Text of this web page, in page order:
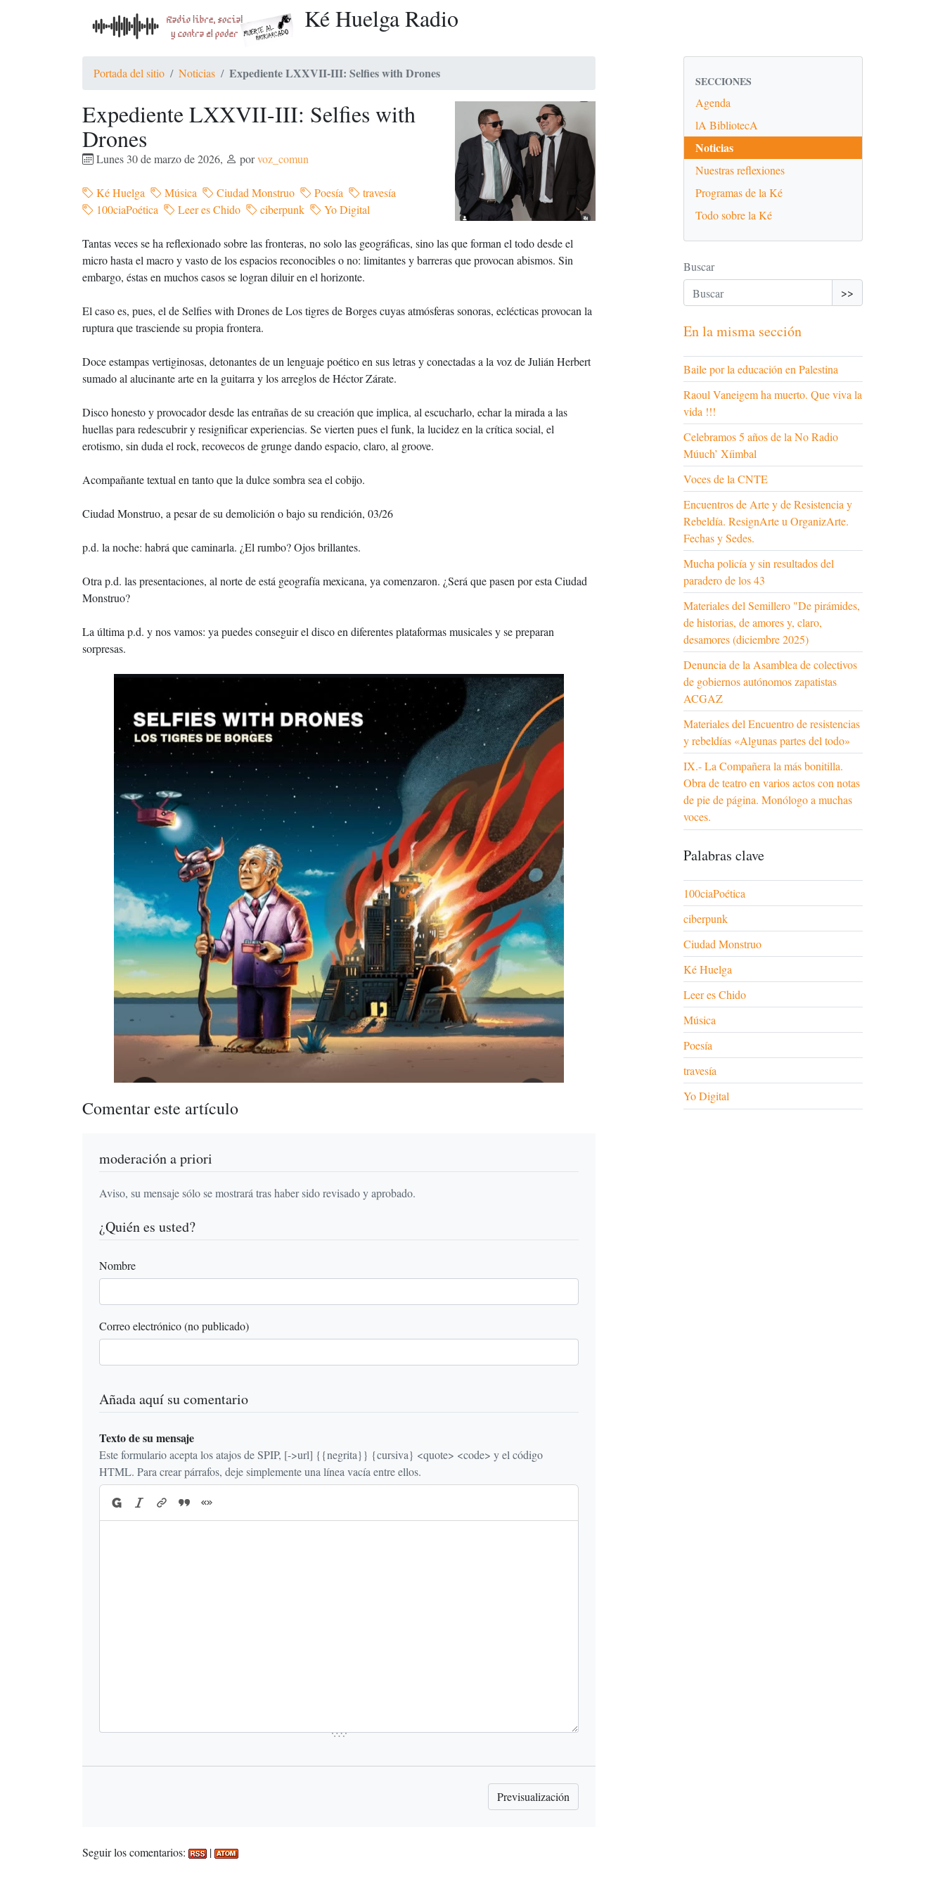
Ké Huelga Radio
Portada del sitio Noticias Expediente LXXVII-III: Selfies with Drones
Expediente LXXVII-III: Selfies with
Drones
Lunes 30 de marzo de 2026, porvoz_comun
Ké Huelga Música Ciudad Monstruo Poesía
travesía
100ciaPoética
Leer es Chido ciberpunk Yo Digital
Tantas veces se ha reflexionado sobre las fronteras, no solo las geográficas, sino las que forman el todo desde el
micro hasta el macro y vasto de los espacios reconocibles o no: limitantes y barreras que provocan abismos. Sin
embargo, éstas en muchos casos se logran diluir en el horizonte.
El caso es, pues, el de Selfies with Drones de Los tigres de Borges cuyas atmósferas sonoras, eclécticas provocan la
ruptura que trasciende su propia frontera.
Doce estampas vertiginosas, detonantes de un lenguaje poético en sus letras y conectadas a la voz de Julián Herbert
sumado al alucinante arte en la guitarra y los arreglos de Héctor Zárate.
Disco honesto y provocador desde las entrañas de su creación que implica, al escucharlo, echar la mirada a las
huellas para redescubrir y resignificar experiencias. Se vierten pues el funk, la lucidez en la crítica social, el
erotismo, sin duda el rock, recovecos de grunge dando espacio, claro, al groove.
Acompañante textual en tanto que la dulce sombra sea el cobijo.
Ciudad Monstruo, a pesar de su demolición o bajo su rendición, 03/26
p.d. la noche: habrá que caminarla. ¿El rumbo? Ojos brillantes.
Otra p.d. las presentaciones, al norte de está geografía mexicana, ya comenzaron. ¿Será que pasen por esta Ciudad
Monstruo?
La última p.d. y nos vamos: ya puedes conseguir el disco en diferentes plataformas musicales y se preparan
sorpresas.
Comentar este artículo
moderación a priori
Aviso, su mensaje sólo se mostrará tras haber sido revisado y aprobado.
¿Quién es usted?
Nombre
Correo electrónico (no publicado)
Añada aquí su comentario
Texto de su mensaje
Este formulario acepta los atajos de SPIP, [->url] {{negrita}} {cursiva} <quote> <code> y el código
HTML. Para crear párrafos, deje simplemente una línea vacía entre ellos.
Seguir los comentarios: |
SECCIONES
Agenda
lA BibliotecA
Noticias
Nuestras reflexiones
Programas de la Ké
Todo sobre la Ké
Buscar
>>
En la misma sección
Baile por la educación en Palestina
Raoul Vaneigem ha muerto. Que viva la
vida !!!
Celebramos 5 años de la No Radio
Múuch’ Xíimbal
Voces de la CNTE
Encuentros de Arte y de Resistencia y
Rebeldía. ResignArte u OrganizArte.
Fechas y Sedes.
Mucha policía y sin resultados del
paradero de los 43
Materiales del Semillero "De pirámides,
de historias, de amores y, claro,
desamores (diciembre 2025)
Denuncia de la Asamblea de colectivos
de gobiernos autónomos zapatistas
ACGAZ
Materiales del Encuentro de resistencias
y rebeldías «Algunas partes del todo»
IX.- La Compañera la más bonitilla.
Obra de teatro en varios actos con notas
de pie de página. Monólogo a muchas
voces.
Palabras clave
100ciaPoética
ciberpunk
Ciudad Monstruo
Ké Huelga
Leer es Chido
Música
Poesía
travesía
Yo Digital